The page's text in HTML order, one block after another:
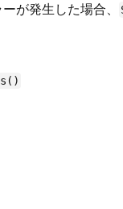
が発生した場合、